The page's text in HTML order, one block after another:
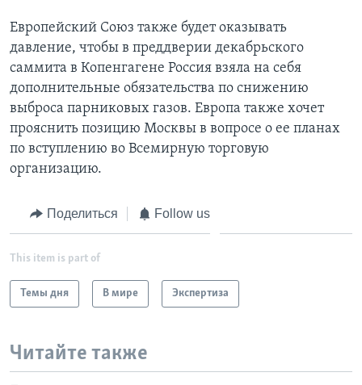
Европейский Союз также будет оказывать
давление, чтобы в преддверии декабрьского
саммита в Копенгагене Россия взяла на себя
дополнительные обязательства по снижению
выброса парниковых газов. Европа также хочет
прояснить позицию Москвы в вопросе о ее планах
по вступлению во Всемирную торговую
организацию.
Поделиться Follow us
This item is part of
Темы дня В мире Экспертиза
Читайте также